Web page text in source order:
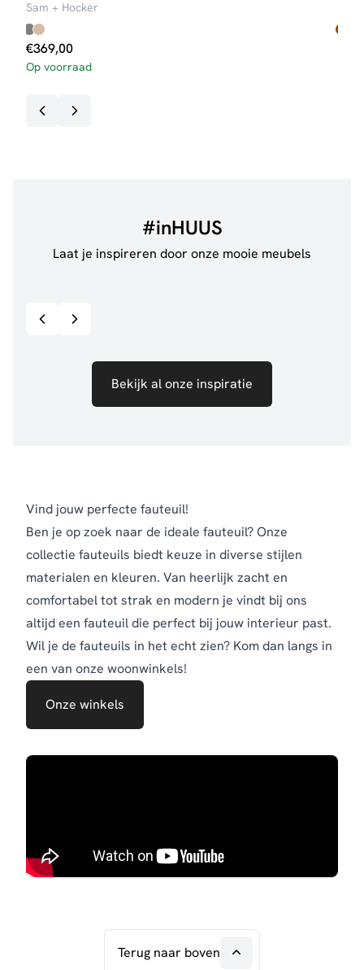
Sam + Hocker
€369,00
Op voorraad
#inHUUS
Laat je inspireren door onze mooie meubels
Bekijk al onze inspiratie
Vind jouw perfecte fauteuil!
Ben je op zoek naar de ideale fauteuil? Onze
collectie fauteuils biedt keuze in diverse stijlen
materialen en kleuren. Van heerlijk zacht en
comfortabel tot strak en modern je vindt bij ons
altijd een fauteuil die perfect bij jouw interieur past.
Wil je de fauteuils in het echt zien? Kom dan langs in
een van onze woonwinkels!
Onze winkels
Terug naar boven